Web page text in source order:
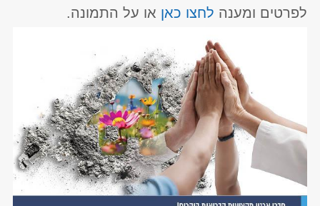
לפרטים ומענה לחצו כאן או על התמונה.